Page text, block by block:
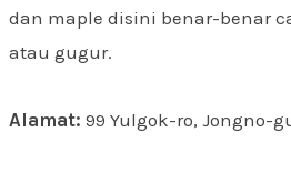
dan maple disini benar-benar
atau gugur.
Alamat: 99 Yulgok-ro, Jongno-